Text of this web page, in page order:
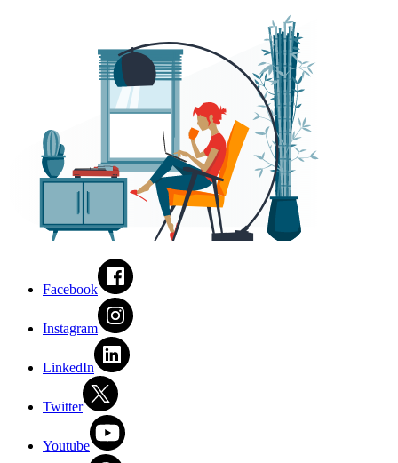
Facebook
Instagram
LinkedIn
Twitter
Youtube